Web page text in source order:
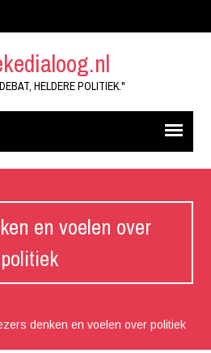
HELDERE POLITIEK."
en voelen over
politiek
denken en voelen over politiek